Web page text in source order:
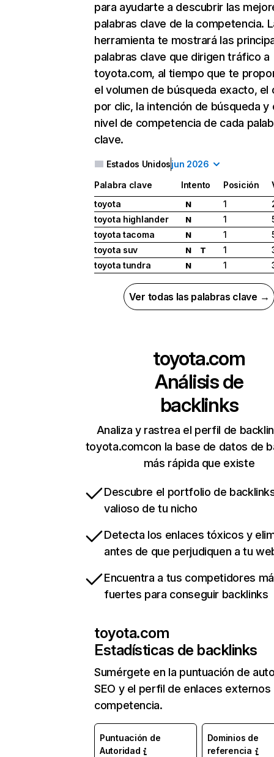
para ayudarte a descubrir las
palabras clave de la competencia.
herramienta te mostrará las
palabras clave que dirigen tráfico a
toyota.com, al tiempo que te
el volumen de búsqueda exacto, el
por clic, la intención de búsqueda y
nivel de competencia de cada
clave.
Estados Unidosjun 2026
Palabra clave Intento Posición
toyota
N 1
toyota highlander
N 1
toyota tacoma
N 1
toyota suv
N T 1
toyota tundra
N 1
Ver todas las palabras clave →
toyota.com
Análisis de
backlinks
Analiza y rastrea el perfil de
toyota.comcon la base de datos de
más rápida que existe
Descubre el portfolio de
valioso de tu nicho
Detecta los enlaces tóxicos y
antes de que perjudiquen a tu
Encuentra a tus competidores
fuertes para conseguir backlinks
toyota.com
Estadísticas de backlinks
Sumérgete en la puntuación de
SEO y el perfil de enlaces externos
competencia.
Puntuación de
Autoridad
Dominios de
referencia